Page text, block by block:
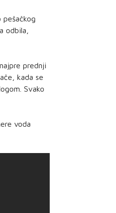
odbila,
prednji
kada se
Svako
voda